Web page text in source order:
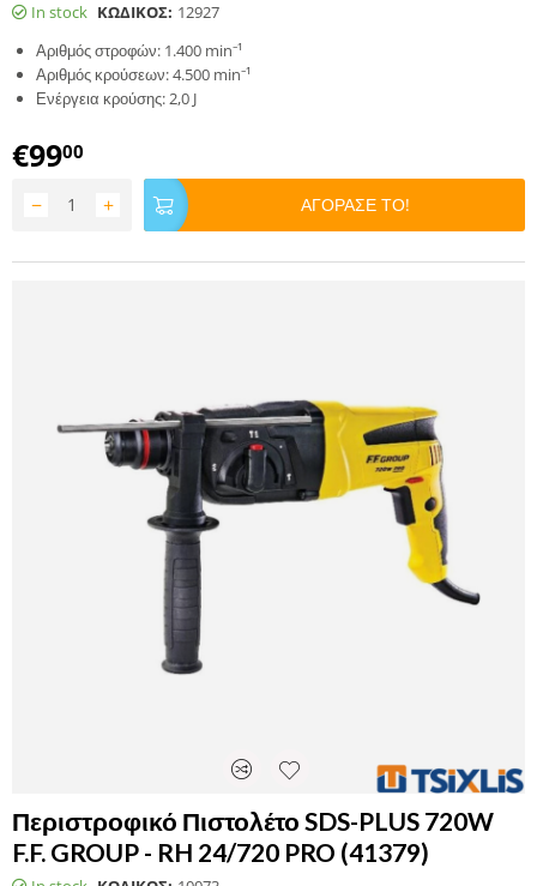
In stock ΚΩΔΙΚΟΣ: 12927
Αριθμός στροφών: 1.400 min⁻¹
Αριθμός κρούσεων: 4.500 min⁻¹
Ενέργεια κρούσης: 2,0 J
€9900
+
− ΑΓΟΡΑΣΕ ΤΟ!
Περιστροφικό Πιστολέτο SDS-PLUS 720W
F.F. GROUP - RH 24/720 PRO (41379)